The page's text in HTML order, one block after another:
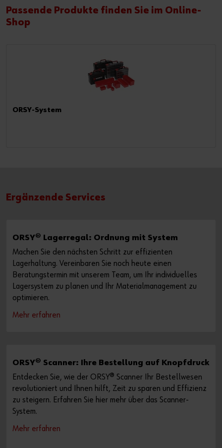
Passende Produkte finden Sie im Online-
Shop
ORSY-System
Ergänzende Services
ORSY® Lagerregal: Ordnung mit System
Machen Sie den nächsten Schritt zur effizienten
Lagerhaltung. Vereinbaren Sie noch heute einen
Beratungstermin mit unserem Team, um Ihr individuelles
Lagersystem zu planen und Ihr Materialmanagement zu
optimieren.
Mehr erfahren
ORSY® Scanner: Ihre Bestellung auf Knopfdruck
Entdecken Sie, wie der ORSY® Scanner Ihr Bestellwesen
revolutioniert und Ihnen hilft, Zeit zu sparen und Effizienz
zu steigern. Erfahren Sie hier mehr über das Scanner-
System.
Mehr erfahren